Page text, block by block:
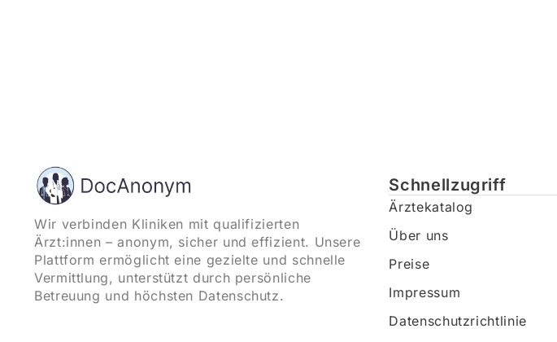
Wir verbinden Kliniken mit qualifizierten
Ärzt:innen – anonym, sicher und effizient. Unsere
Plattform ermöglicht eine gezielte und schnelle
Vermittlung, unterstützt durch persönliche
Betreuung und höchsten Datenschutz.
Schnellzugriff
Ärztekatalog
Über uns
Preise
Impressum
Datenschutzrichtlinie